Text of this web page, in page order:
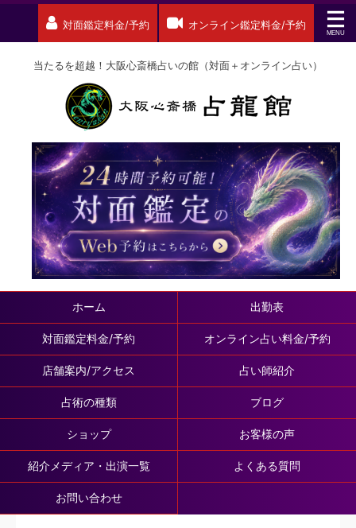
対面鑑定料金/予約 オンライン鑑定料金/予約
当たるを超越！大阪心斎橋占いの館（対面＋オンライン占い）
ホーム 出勤表
対面鑑定料金/予約 オンライン占い料金/予約
店舗案内/アクセス 占い師紹介
占術の種類 ブログ
ショップ お客様の声
紹介メディア・出演一覧 よくある質問
お問い合わせ